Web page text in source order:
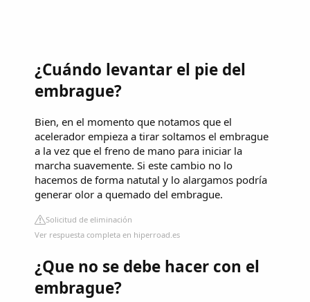
¿Cuándo levantar el pie del
embrague?
Bien, en el momento que notamos que el
acelerador empieza a tirar soltamos el embrague
a la vez que el freno de mano para iniciar la
marcha suavemente. Si este cambio no lo
hacemos de forma natutal y lo alargamos podría
generar olor a quemado del embrague.
Solicitud de eliminación
Ver respuesta completa en hiperroad.es
¿Que no se debe hacer con el
embrague?